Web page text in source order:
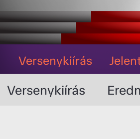
Versenykiírás
Versenykiírás